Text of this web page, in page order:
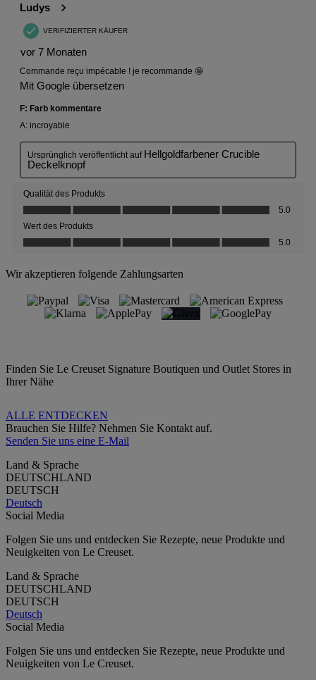
Wir akzeptieren folgende Zahlungsarten
Finden Sie Le Creuset Signature Boutiquen und Outlet Stores in
Ihrer Nähe
ALLE ENTDECKEN
Brauchen Sie Hilfe? Nehmen Sie Kontakt auf.
Senden Sie uns eine E-Mail
Land & Sprache
DEUTSCHLAND
DEUTSCH
Deutsch
Social Media
Folgen Sie uns und entdecken Sie Rezepte, neue Produkte und
Neuigkeiten von Le Creuset.
Land & Sprache
DEUTSCHLAND
DEUTSCH
Deutsch
Social Media
Folgen Sie uns und entdecken Sie Rezepte, neue Produkte und
Neuigkeiten von Le Creuset.